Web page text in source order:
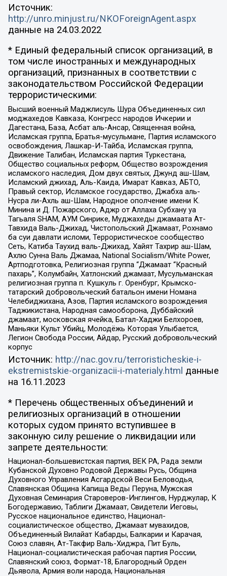
Источник:
http://unro.minjust.ru/NKOForeignAgent.aspx
данные на 24.03.2022
* Единый федеральный список организаций, в
том числе иностранных и международных
организаций, признанных в соответствии с
законодательством Российской Федерации
террористическими:
Высший военный Маджлисуль Шура Объединенных сил
моджахедов Кавказа, Конгресс народов Ичкерии и
Дагестана, База, Асбат аль-Ансар, Священная война,
Исламская группа, Братья-мусульмане, Партия исламского
освобождения, Лашкар-И-Тайба, Исламская группа,
Движение Талибан, Исламская партия Туркестана,
Общество социальных реформ, Общество возрождения
исламского наследия, Дом двух святых, Джунд аш-Шам,
Исламский джихад, Аль-Каида, Имарат Кавказ, АБТО,
Правый сектор, Исламское государство, Джабха аль-
Нусра ли-Ахль аш-Шам, Народное ополчение имени К.
Минина и Д. Пожарского, Аджр от Аллаха Субхану уа
Тагьаля SHAM, АУМ Синрике, Муджахеды джамаата Ат-
Тавхида Валь-Джихад, Чистопольский Джамаат, Рохнамо
ба суи давлати исломи, Террористическое сообщество
Сеть, Катиба Таухид валь-Джихад, Хайят Тахрир аш-Шам,
Ахлю Сунна Валь Джамаа, National Socialism/White Power,
Артподготовка, Религиозная группа “Джамаат “Красный
пахарь”, Колумбайн, Хатлонский джамаат, Мусульманская
религиозная группа п. Кушкуль г. Оренбург, Крымско-
татарский добровольческий батальон имени Номана
Челебиджихана, Азов, Партия исламского возрождения
Таджикистана, Народная самооборона, Дуббайский
джамаат, московская ячейка, Батал-Хаджи Белхороев,
Маньяки Культ Убийц, Молодёжь Которая Улыбается,
Легион Свобода России, Айдар, Русский добровольческий
корпус
Источник: http://nac.gov.ru/terroristicheskie-i-
ekstremistskie-organizacii-i-materialy.html данные
на 16.11.2023
* Перечень общественных объединений и
религиозных организаций в отношении
которых судом принято вступившее в
законную силу решение о ликвидации или
запрете деятельности:
Национал-большевистская партия, ВЕК РА, Рада земли
Кубанской Духовно Родовой Державы Русь, Община
Духовного Управления Асгардской Веси Беловодья,
Славянская Община Капища Веды Перуна, Мужская
Духовная Семинария Староверов-Инглингов, Нурджулар, К
Богодержавию, Таблиги Джамаат, Свидетели Иеговы,
Русское национальное единство, Национал-
социалистическое общество, Джамаат мувахидов,
Объединенный Вилайат Кабарды, Балкарии и Карачая,
Союз славян, Ат-Такфир Валь-Хиджра, Пит Буль,
Национал-социалистическая рабочая партия России,
Славянский союз, Формат-18, Благородный Орден
Дьявола, Армия воли народа, Национальная